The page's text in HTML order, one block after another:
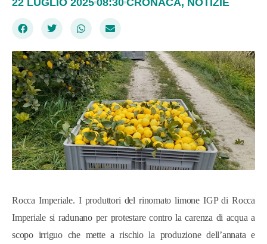
Rocca Imperiale. I produttori del rinomato limone IGP di Rocca
Imperiale si radunano per protestare contro la carenza di acqua a
scopo irriguo che mette a rischio la produzione dell’annata e